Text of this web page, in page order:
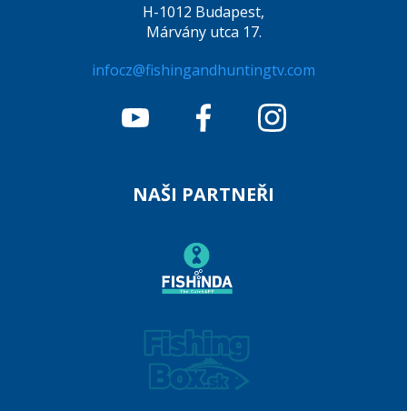
H-1012 Budapest,
Márvány utca 17.
infocz@fishingandhuntingtv.com
NAŠI PARTNEŘI